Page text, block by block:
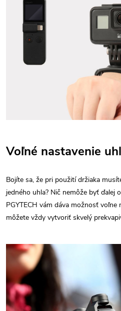
Voľné nastavenie
Bojíte sa, že pri použití držiaka
jedného uhla? Nič nemôže byť ďalej
PGYTECH vám dáva možnosť
môžete vždy vytvoriť skvelý